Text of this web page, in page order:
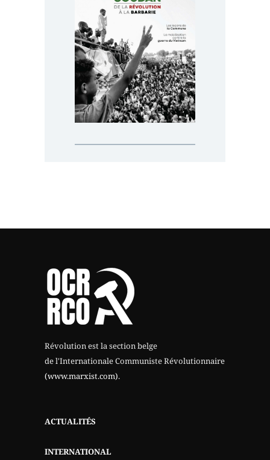
Révolution est la section belge
de l'Internationale Communiste Révolutionnaire
(www.marxist.com).
ACTUALITÉS
INTERNATIONAL